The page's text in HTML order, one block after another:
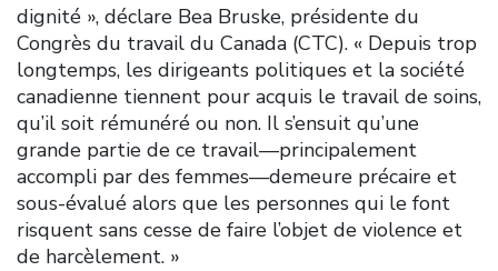
dignité », déclare Bea Bruske, présidente du
Congrès du travail du Canada (CTC). « Depuis trop
longtemps, les dirigeants politiques et la société
canadienne tiennent pour acquis le travail de soins,
qu’il soit rémunéré ou non. Il s’ensuit qu’une
grande partie de ce travail—principalement
accompli par des femmes—demeure précaire et
sous-évalué alors que les personnes qui le font
risquent sans cesse de faire l’objet de violence et
de harcèlement. »